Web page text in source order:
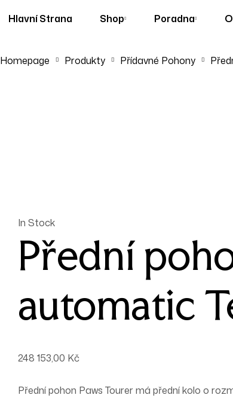
Hlavní Strana Shop Poradna
Homepage Produkty Přídavné Pohony
In Stock
Přední
automatic
248 153,00 Kč
Přední pohon Paws Tourer má přední kolo o